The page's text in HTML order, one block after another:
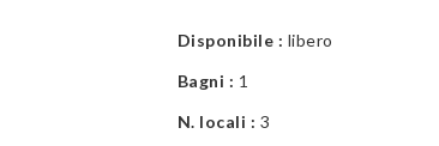
Disponibile : libero
Bagni : 1
N. locali : 3